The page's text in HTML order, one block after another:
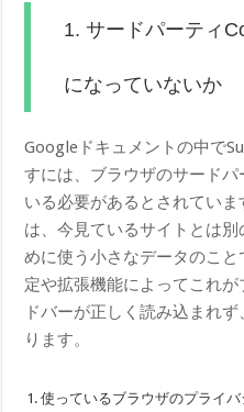
1. サードパーティ
になっていないか
Googleドキュメントの中で
すには、ブラウザのサード
いる必要があるとされてい
は、今見ているサイトとは
めに使う小さなデータのこ
定や拡張機能によってこれ
ドバーが正しく読み込まれ
ります。
使っているブラウザのプライバ